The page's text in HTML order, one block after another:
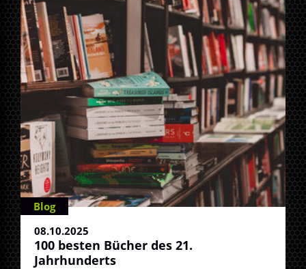
Blog
08.10.2025
100 besten Bücher des 21.
Jahrhunderts